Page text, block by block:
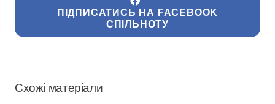
ПІДПИСАТИСЬ НА FACEBOOK
СПІЛЬНОТУ
Схожі матеріали